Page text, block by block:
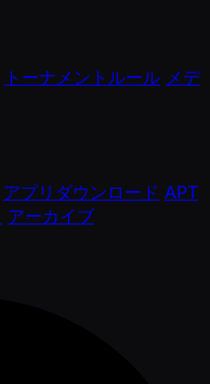
トーナメントルール メデ
アプリダウンロード APT
アーカイブ